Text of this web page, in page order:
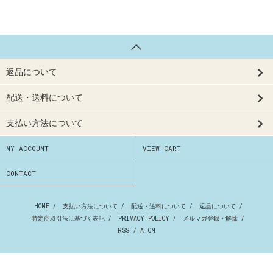
返品について
配送・送料について
支払い方法について
MY ACCOUNT VIEW CART
CONTACT
HOME / 支払い方法について / 配送・送料について / 返品について /
特定商取引法に基づく表記 / PRIVACY POLICY / メルマガ登録・解除 /
RSS / ATOM